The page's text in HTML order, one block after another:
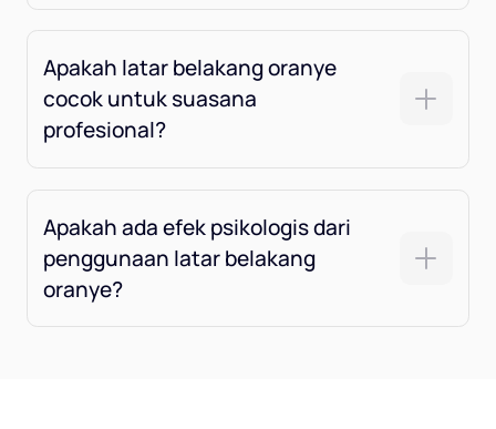
Apakah latar belakang oranye
cocok untuk suasana
profesional?
Apakah ada efek psikologis dari
penggunaan latar belakang
oranye?